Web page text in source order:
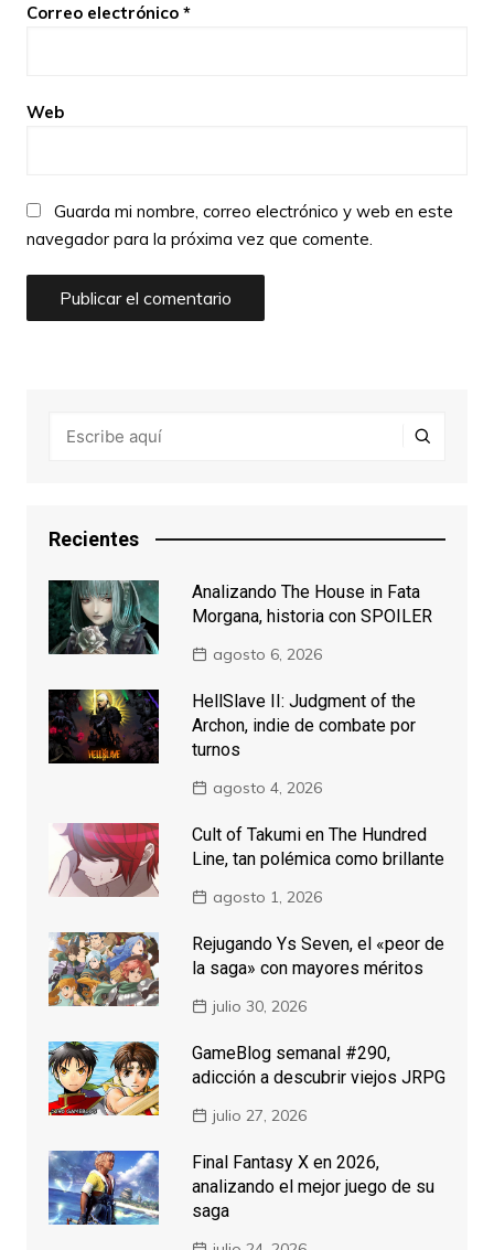
Correo electrónico *
Web
Guarda mi nombre, correo electrónico y web en este
navegador para la próxima vez que comente.
Recientes
Analizando The House in Fata
Morgana, historia con SPOILER
agosto 6, 2026
HellSlave II: Judgment of the
Archon, indie de combate por
turnos
agosto 4, 2026
Cult of Takumi en The Hundred
Line, tan polémica como brillante
agosto 1, 2026
Rejugando Ys Seven, el «peor de
la saga» con mayores méritos
julio 30, 2026
GameBlog semanal #290,
adicción a descubrir viejos JRPG
julio 27, 2026
Final Fantasy X en 2026,
analizando el mejor juego de su
saga